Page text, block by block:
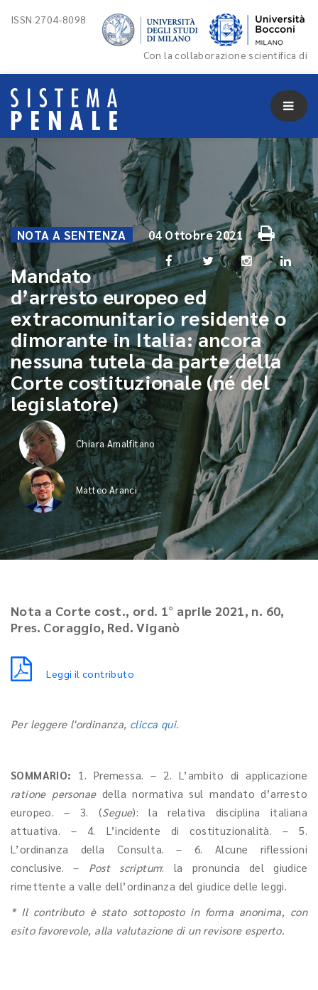
ISSN 2704-8098
Con la collaborazione scientifica di
NOTA A SENTENZA 04 Ottobre 2021
Mandato
d’arresto europeo ed
extracomunitario residente o
dimorante in Italia: ancora
nessuna tutela da parte della
Corte costituzionale (né del
legislatore)
Chiara Amalfitano
Matteo Aranci
Nota a Corte cost., ord. 1° aprile 2021, n. 60,
Pres. Coraggio, Red. Viganò
Leggi il contributo
Per leggere l'ordinanza, clicca qui.
SOMMARIO: 1. Premessa. – 2. L’ambito di applicazione
ratione personaedella normativa sul mandato d’arresto
europeo. – 3. (Segue): la relativa disciplina italiana
attuativa. – 4. L’incidente di costituzionalità. – 5.
L’ordinanza della Consulta. – 6. Alcune riflessioni
conclusive. – Post scriptum: la pronuncia del giudice
rimettente a valle dell’ordinanza del giudice delle leggi.
* Il contributo è stato sottoposto in forma anonima, con
esito favorevole, alla valutazione di un revisore esperto.